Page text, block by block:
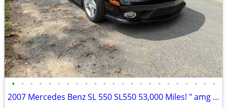
• • • • • • • • • • • • • • • • • • • • • • •
2007 Mercedes Benz SL 550 SL550 53,000 Miles! " amg sl500 Convertible